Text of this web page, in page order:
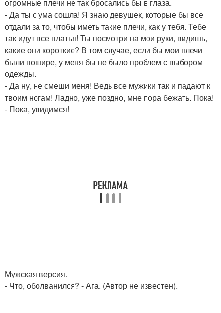
огромные плечи не так бросались бы в глаза.
- Да ты с ума сошла! Я знаю девушек, которые бы все
отдали за то, чтобы иметь такие плечи, как у тебя. Тебе
так идут все платья! Ты посмотри на мои руки, видишь,
какие они короткие? В том случае, если бы мои плечи
были пошире, у меня бы не было проблем с выбором
одежды.
- Да ну, не смеши меня! Ведь все мужики так и падают к
твоим ногам! Ладно, уже поздно, мне пора бежать. Пока!
- Пока, увидимся!
Мужская версия.
- Что, оболванился? - Ага. (Автор не известен).